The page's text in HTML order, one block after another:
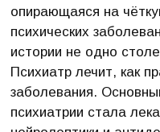
опирающаяся на
психических
истории не одно
Психиатр лечит, как
заболевания.
психиатрии стала